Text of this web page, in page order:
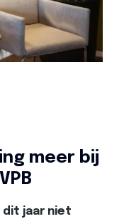
meer bij
dit jaar niet